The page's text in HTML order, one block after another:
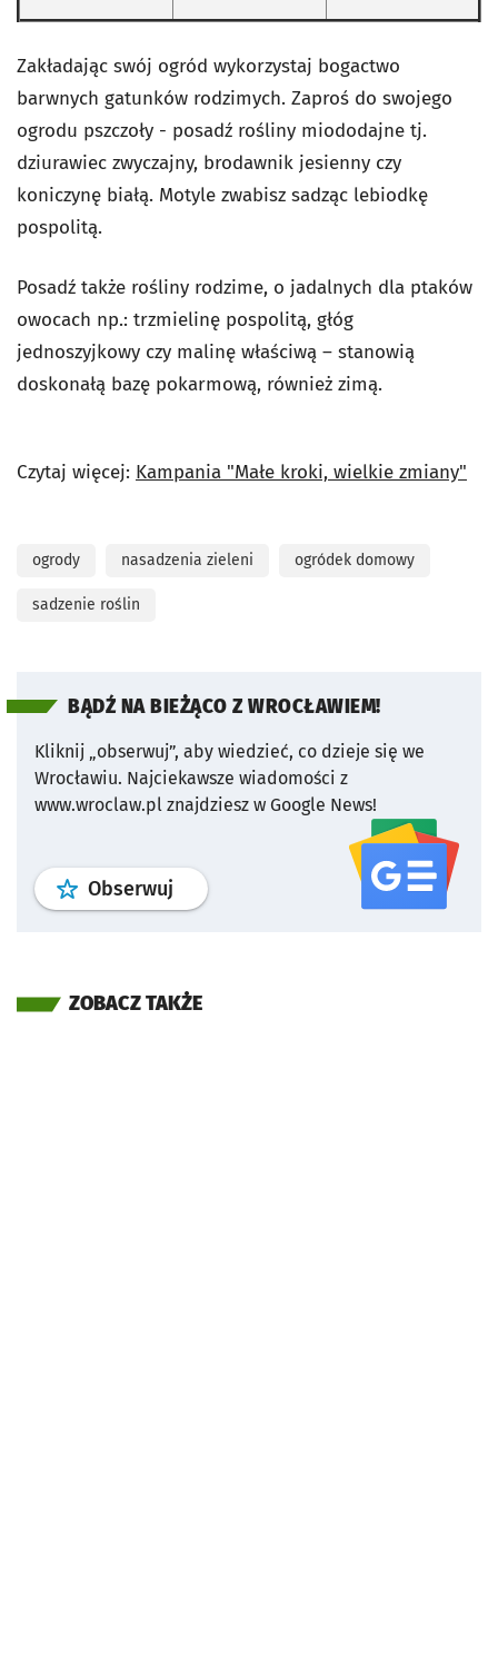
Zakładając swój ogród wykorzystaj bogactwo
barwnych gatunków rodzimych. Zaproś do swojego
ogrodu pszczoły - posadź rośliny miododajne tj.
dziurawiec zwyczajny, brodawnik jesienny czy
koniczynę białą. Motyle zwabisz sadząc lebiodkę
pospolitą.
Posadź także rośliny rodzime, o jadalnych dla ptaków
owocach np.: trzmielinę pospolitą, głóg
jednoszyjkowy czy malinę właściwą – stanowią
doskonałą bazę pokarmową, również zimą.
Czytaj więcej: Kampania "Małe kroki, wielkie zmiany"
ogrody nasadzenia zieleni ogródek domowy
sadzenie roślin
BĄDŹ NA BIEŻĄCO Z WROCŁAWIEM!
Kliknij „obserwuj”, aby wiedzieć, co dzieje się we
Wrocławiu. Najciekawsze wiadomości z
www.wroclaw.pl znajdziesz w Google News!
Obserwuj profil serwisu
ZOBACZ TAKŻE